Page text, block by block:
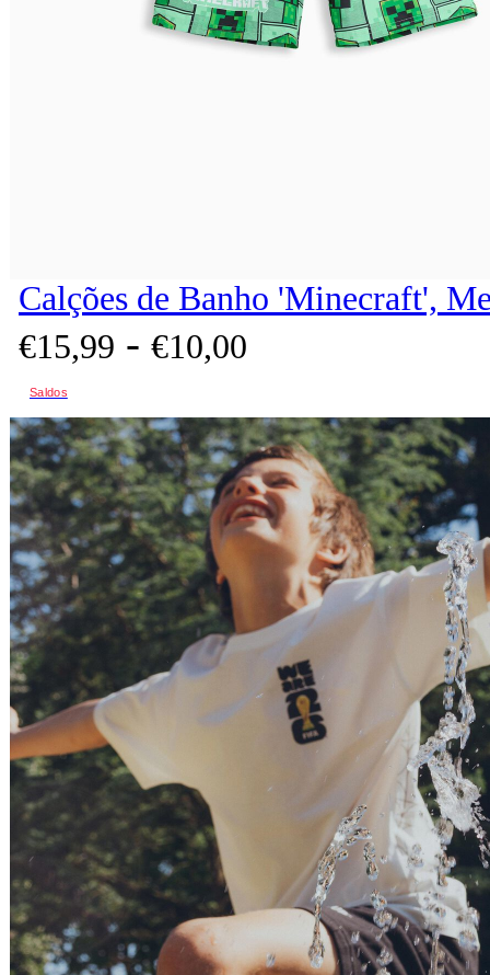
Calções de Banho 'Minecraft',
€15,99 - €10,00
Saldos